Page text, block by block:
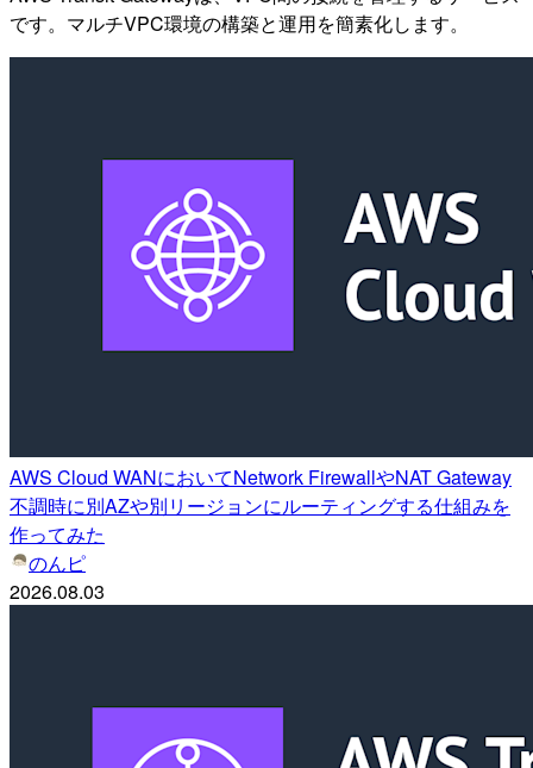
です。マルチVPC環境の構築と運用を簡素化します。
AWS Cloud WANにおいてNetwork FirewallやNAT Gateway
不調時に別AZや別リージョンにルーティングする仕組みを
作ってみた
のんピ
2026.08.03